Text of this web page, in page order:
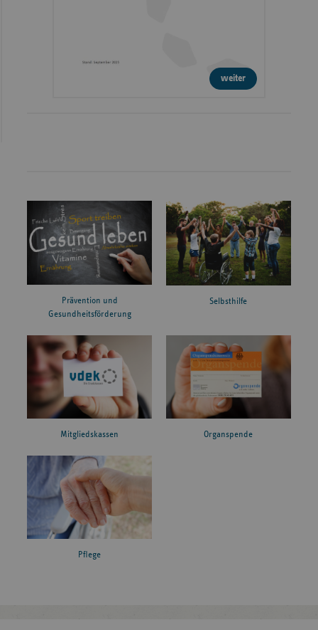
weiter
Prävention und
Gesundheitsförderung
Selbsthilfe
Mitgliedskassen Organspende
Pflege